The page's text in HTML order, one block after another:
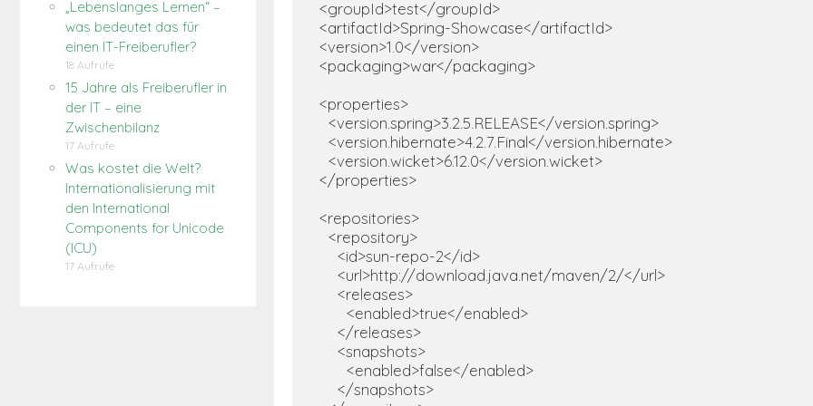
  <groupId>test</groupId>
  <artifactId>Spring-Showcase</artifactId>
  <version>1.0</version>
  <packaging>war</packaging>
  <properties>
    <version.spring>3.2.5.RELEASE</version.spring>
    <version.hibernate>4.2.7.Final</version.hibernate>
    <version.wicket>6.12.0</version.wicket>
  </properties>
  <repositories>
    <repository>
      <id>sun-repo-2</id>
      <url>http://download.java.net/maven/2/</url>
      <releases>
        <enabled>true</enabled>
      </releases>
      <snapshots>
        <enabled>false</enabled>
      </snapshots>
„Lebenslanges Lernen“ –
was bedeutet das für
einen IT-Freiberufler?
18 Aufrufe
15 Jahre als Freiberufler in
der IT – eine
Zwischenbilanz
17 Aufrufe
Was kostet die Welt?
Internationalisierung mit
den International
Components for Unicode
(ICU)
17 Aufrufe